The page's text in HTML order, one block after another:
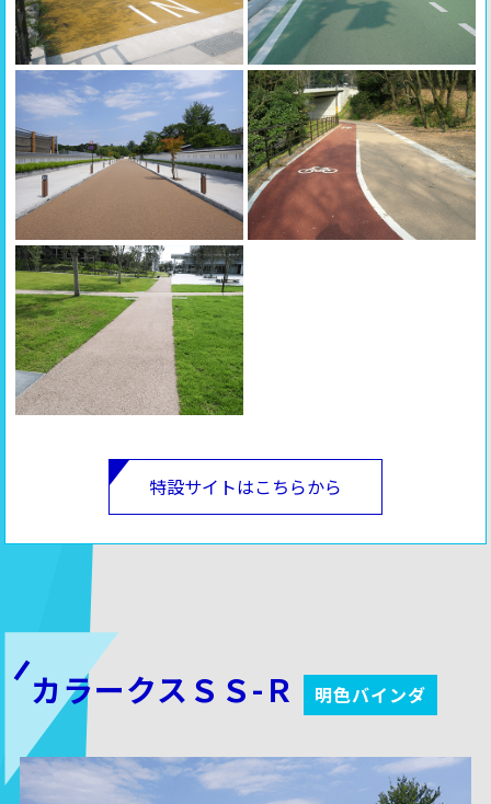
特設サイトはこちらから
カラークスＳＳ-Ｒ 明色バインダ